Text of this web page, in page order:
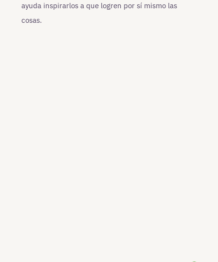
ayuda inspirarlos a que logren por sí mismo las
cosas.